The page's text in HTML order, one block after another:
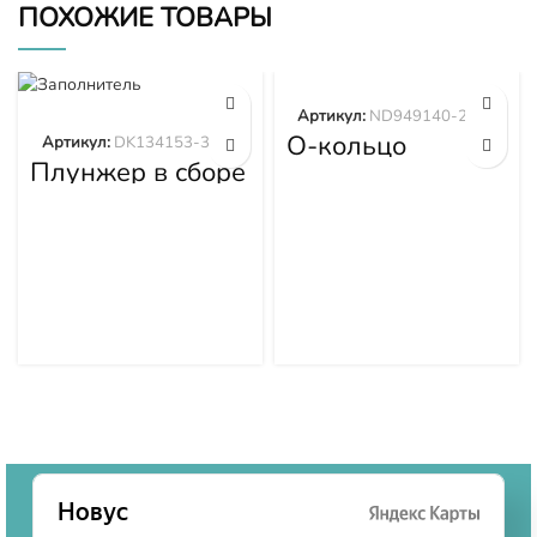
ПОХОЖИЕ ТОВАРЫ
Плунжер в сборе
DK134153-3520
Артикул: DK134153-3520 О-кольцо
ND949140-2570
Артикул: ND949140-2570